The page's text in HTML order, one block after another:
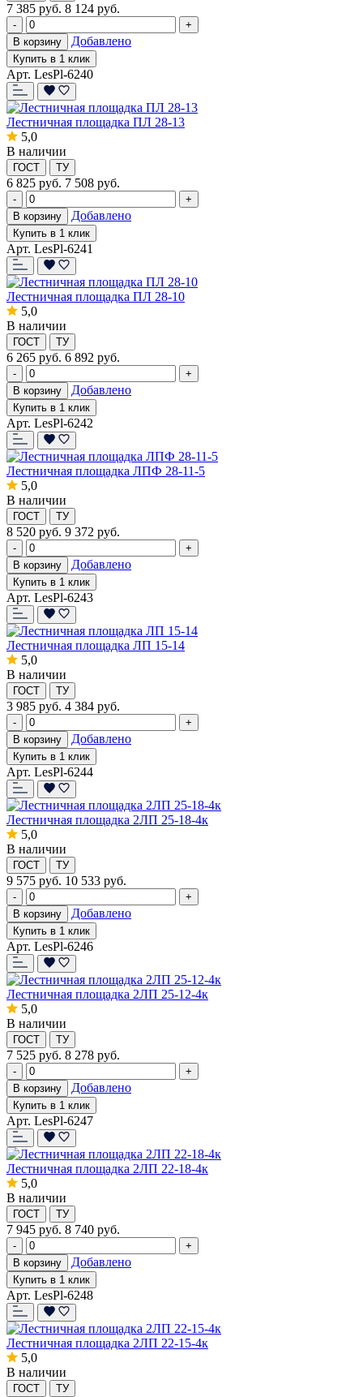
7 385 руб. 8 124 руб.
-
+
В корзину
Добавлено
Купить в 1 клик
Арт. LesPl-6240
Лестничная площадка ПЛ 28-13
5,0
В наличии
ГОСТ ТУ
6 825 руб. 7 508 руб.
-
+
В корзину
Добавлено
Купить в 1 клик
Арт. LesPl-6241
Лестничная площадка ПЛ 28-10
5,0
В наличии
ГОСТ ТУ
6 265 руб. 6 892 руб.
-
+
В корзину
Добавлено
Купить в 1 клик
Арт. LesPl-6242
Лестничная площадка ЛПФ 28-11-5
5,0
В наличии
ГОСТ ТУ
8 520 руб. 9 372 руб.
-
+
В корзину
Добавлено
Купить в 1 клик
Арт. LesPl-6243
Лестничная площадка ЛП 15-14
5,0
В наличии
ГОСТ ТУ
3 985 руб. 4 384 руб.
-
+
В корзину
Добавлено
Купить в 1 клик
Арт. LesPl-6244
Лестничная площадка 2ЛП 25-18-4к
5,0
В наличии
ГОСТ ТУ
9 575 руб. 10 533 руб.
-
+
В корзину
Добавлено
Купить в 1 клик
Арт. LesPl-6246
Лестничная площадка 2ЛП 25-12-4к
5,0
В наличии
ГОСТ ТУ
7 525 руб. 8 278 руб.
-
+
В корзину
Добавлено
Купить в 1 клик
Арт. LesPl-6247
Лестничная площадка 2ЛП 22-18-4к
5,0
В наличии
ГОСТ ТУ
7 945 руб. 8 740 руб.
-
+
В корзину
Добавлено
Купить в 1 клик
Арт. LesPl-6248
Лестничная площадка 2ЛП 22-15-4к
5,0
В наличии
ГОСТ ТУ